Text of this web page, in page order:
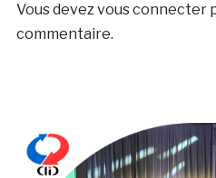
Vous devezvous connecter
commentaire.